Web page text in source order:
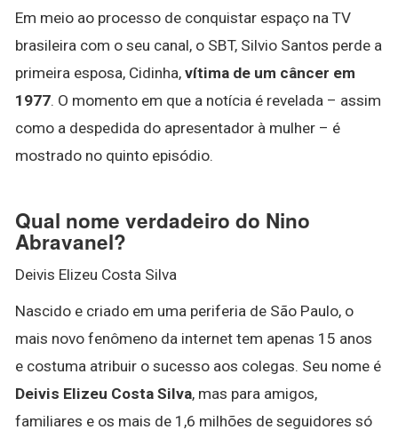
Em meio ao processo de conquistar espaço na TV
brasileira com o seu canal, o SBT, Silvio Santos perde a
primeira esposa, Cidinha, vítima de um câncer em
1977. O momento em que a notícia é revelada – assim
como a despedida do apresentador à mulher – é
mostrado no quinto episódio.
Qual nome verdadeiro do Nino
Abravanel?
Deivis Elizeu Costa Silva
Nascido e criado em uma periferia de São Paulo, o
mais novo fenômeno da internet tem apenas 15 anos
e costuma atribuir o sucesso aos colegas. Seu nome é
Deivis Elizeu Costa Silva, mas para amigos,
familiares e os mais de 1,6 milhões de seguidores só